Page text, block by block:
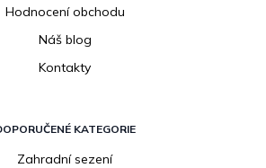
Hodnocení obchodu
Náš blog
Kontakty
KATEGORIE
Zahradní sezení